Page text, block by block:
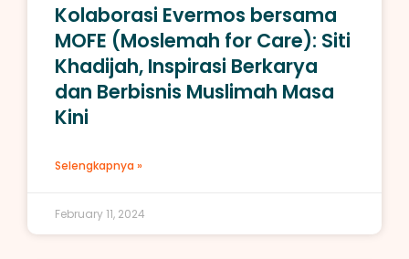
Kolaborasi Evermos bersama
MOFE (Moslemah for Care): Siti
Khadijah, Inspirasi Berkarya
dan Berbisnis Muslimah Masa
Kini
Selengkapnya »
February 11, 2024